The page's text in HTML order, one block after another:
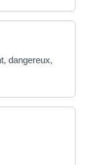
dangereux,